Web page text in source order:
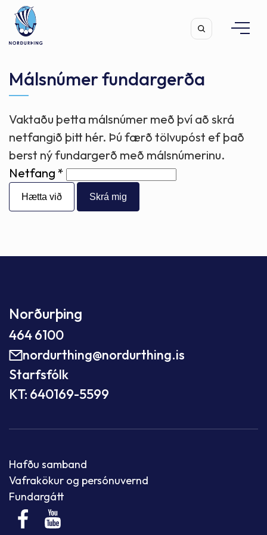
Leita
Málsnúmer fundargerða
Vaktaðu þetta málsnúmer með því að skrá
netfangið þitt hér. Þú færð tölvupóst ef það
berst ný fundargerð með málsnúmerinu.
Netfang
Hætta við
Norðurþing
464 6100
nordurthing@nordurthing.is
Starfsfólk
KT: 640169-5599
Hafðu samband
Vafrakökur og persónuvernd
Fundargátt